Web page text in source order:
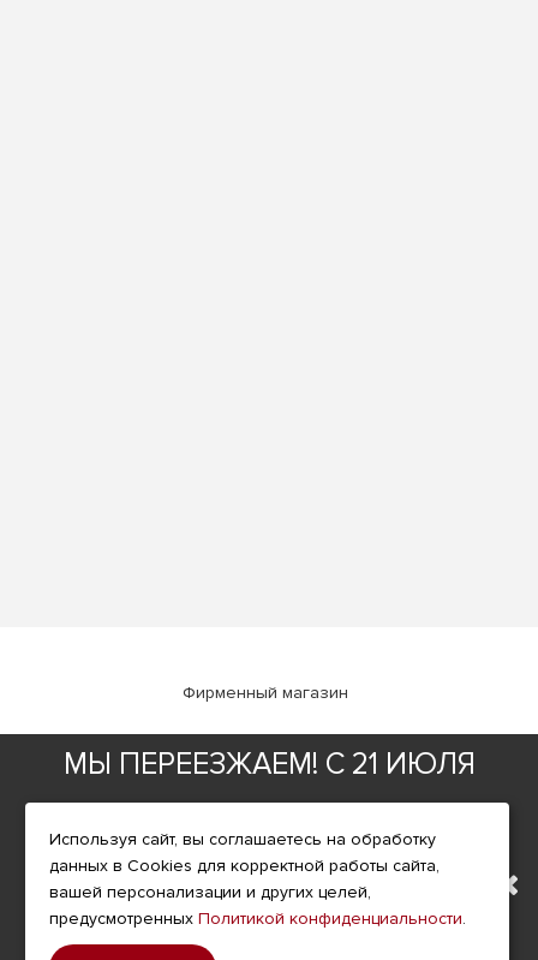
МЫ ПЕРЕЕЗЖАЕМ! С 21 ИЮЛЯ
МАГАЗИН БУДЕТ РАБОТАТЬ
ПО НОВОМУ АДРЕСУ.
ПОДРОБНАЯ ИНФОРМАЦИЯ
Фирменный магазин
ИНФОРМАЦИЯ
О компании
Доставка
Оплата
Гарантия и сервис
Используя сайт, вы соглашаетесь на обработку
данных в Cookies для корректной работы сайта,
вашей персонализации и других целей,
предусмотренных Политикой конфиденциальности.